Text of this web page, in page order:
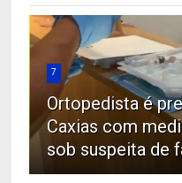
7
Ortopedista é
Caxias com
sob suspeita de